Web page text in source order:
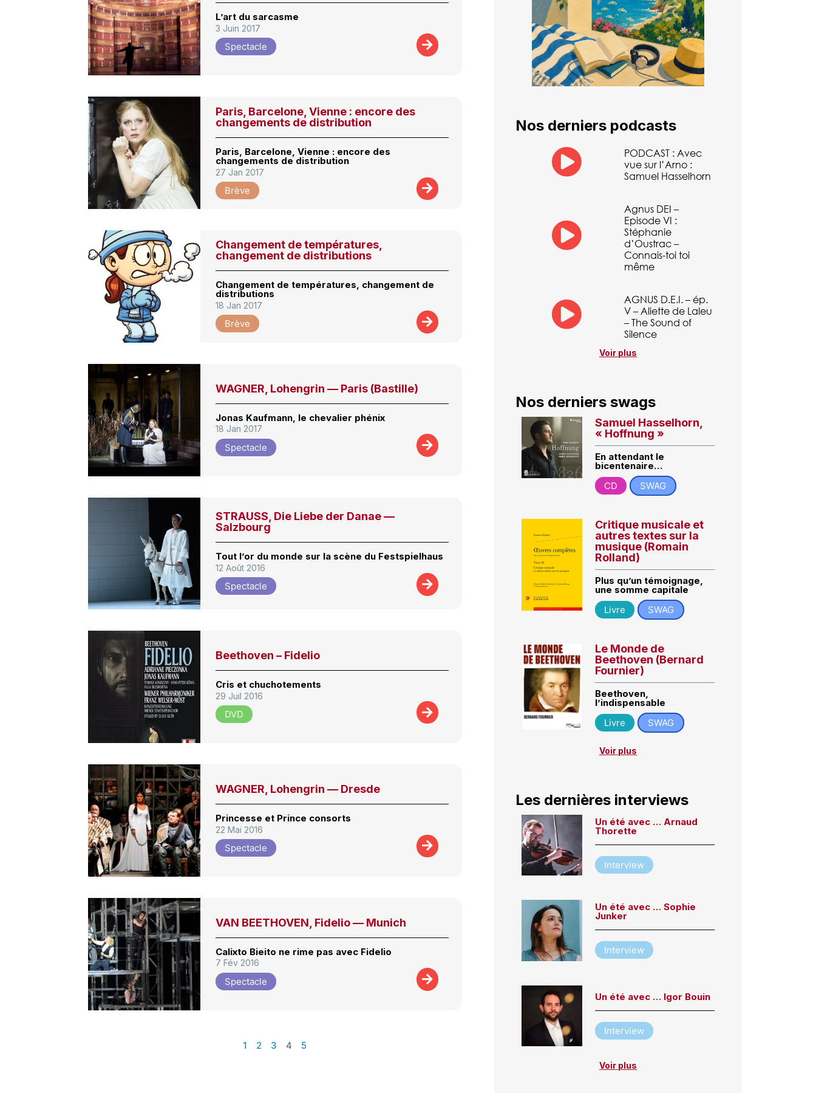
L’art du sarcasme
3 Juin 2017
Spectacle
Paris, Barcelone, Vienne : encore des
changements de distribution
Paris, Barcelone, Vienne : encore des
changements de distribution
27 Jan 2017
Brève
Changement de températures,
changement de distributions
Changement de températures, changement de
distributions
18 Jan 2017
Brève
WAGNER, Lohengrin — Paris (Bastille)
Jonas Kaufmann, le chevalier phénix
18 Jan 2017
Spectacle
STRAUSS, Die Liebe der Danae —
Salzbourg
Tout l’or du monde sur la scène du Festspielhaus
12 Août 2016
Spectacle
Beethoven – Fidelio
Cris et chuchotements
29 Juil 2016
DVD
WAGNER, Lohengrin — Dresde
Princesse et Prince consorts
22 Mai 2016
Spectacle
VAN BEETHOVEN, Fidelio — Munich
Calixto Bieito ne rime pas avec Fidelio
7 Fév 2016
Spectacle
1 2 3 4 5
Nos derniers podcasts
PODCAST : Avec
vue sur l’Arno :
Samuel Hasselhorn
Agnus DEI –
Episode VI :
Stéphanie
d’Oustrac –
Connais-toi toi
même
AGNUS D.E.I. – ép.
V – Aliette de Laleu
– The Sound of
Silence
Voir plus
Nos derniers swags
Samuel Hasselhorn,
« Hoffnung »
En attendant le
bicentenaire…
CD
SWAG
Critique musicale et
autres textes sur la
musique (Romain
Rolland)
Plus qu’un témoignage,
une somme capitale
Livre
SWAG
Le Monde de
Beethoven (Bernard
Fournier)
Beethoven,
l’indispensable
Livre
SWAG
Voir plus
Les dernières interviews
Un été avec … Arnaud
Thorette
Interview
Un été avec … Sophie
Junker
Interview
Un été avec … Igor Bouin
Interview
Voir plus